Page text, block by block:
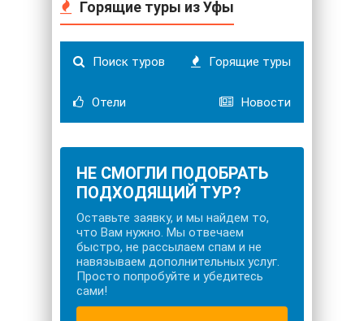
Горящие туры из Уфы
Поиск туров Горящие туры
Отели Новости
НЕ СМОГЛИ ПОДОБРАТЬ
ПОДХОДЯЩИЙ ТУР?
Оставьте заявку, и мы найдем то,
что Вам нужно. Мы отвечаем
быстро, не рассылаем спам и не
навязываем дополнительных услуг.
Просто попробуйте и убедитесь
сами!